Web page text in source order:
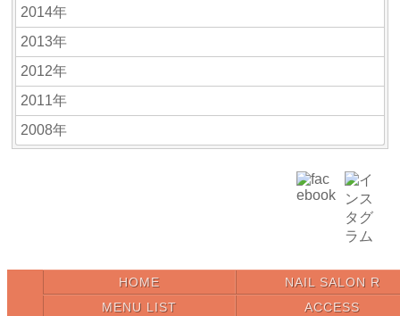
2014年
2013年
2012年
2011年
2008年
HOME
NAIL SALON R
MENU LIST
ACCESS